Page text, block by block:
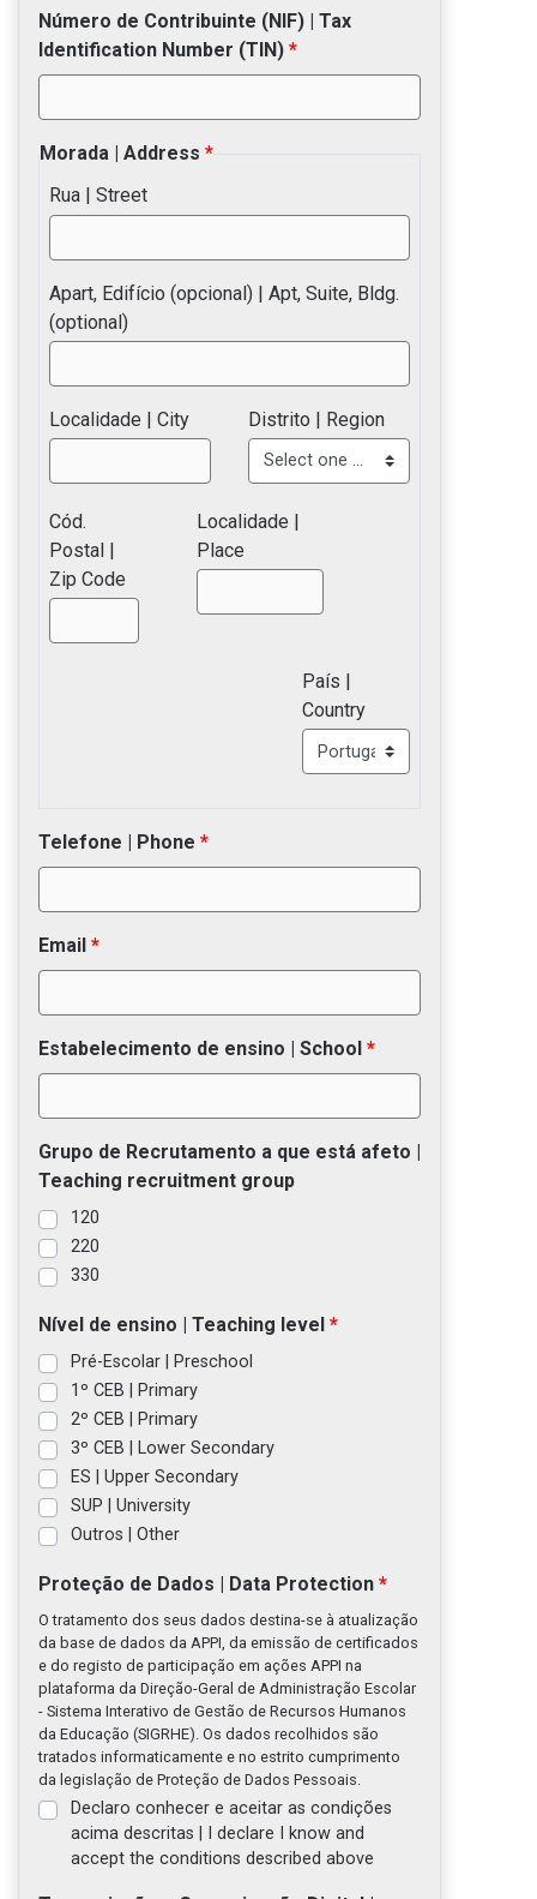
Número de Contribuinte (NIF) | Tax
Identification Number (TIN)
Morada | Address
Rua | Street
Apart, Edifício (opcional) | Apt, Suite, Bldg.
(optional)
Localidade | City Distrito | Region
Cód.
Postal |
Zip Code
Localidade |
Place
País |
Country
Telefone | Phone
Email
Estabelecimento de ensino | School
Grupo de Recrutamento a que está afeto |
Teaching recruitment group
120
220
330
Nível de ensino | Teaching level
Pré-Escolar | Preschool
1º CEB | Primary
2º CEB | Primary
3º CEB | Lower Secondary
ES | Upper Secondary
SUP | University
Outros | Other
Proteção de Dados | Data Protection
O tratamento dos seus dados destina-se à atualização
da base de dados da APPI, da emissão de certificados
e do registo de participação em ações APPI na
plataforma da Direção-Geral de Administração Escolar
- Sistema Interativo de Gestão de Recursos Humanos
da Educação (SIGRHE). Os dados recolhidos são
tratados informaticamente e no estrito cumprimento
da legislação de Proteção de Dados Pessoais.
Declaro conhecer e aceitar as condições
acima descritas | I declare I know and
accept the conditions described above